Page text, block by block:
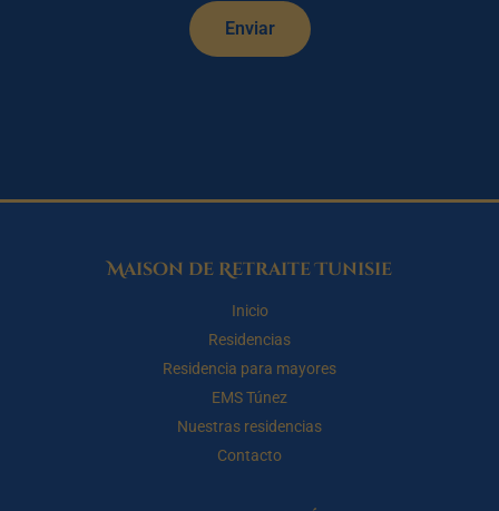
Enviar
Maison de Retraite Tunisie
Inicio
Residencias
Residencia para mayores
EMS Túnez
Nuestras residencias
Contacto